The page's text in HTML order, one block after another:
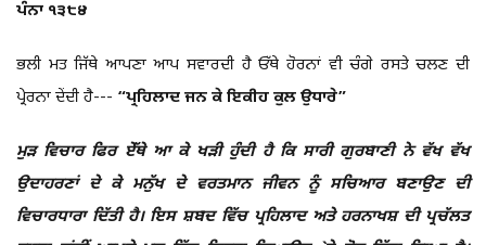
ਪੰਨਾ ੧੩੮੪
ਭਲੀ ਮਤ ਜਿੱਥੇ ਆਪਣਾ ਆਪ ਸਵਾਰਦੀ ਹੈ ਓੱਥੇ ਹੋਰਨਾਂ ਵੀ ਚੰਗੇ ਰਸਤੇ ਚਲਣ ਦੀ
ਪ੍ਰੇਰਨਾ ਦੇਂਦੀ ਹੈ--- “ਪ੍ਰਹਿਲਾਦ ਜਨ ਕੇ ਇਕੀਹ ਕੁਲ ਉਧਾਰੇ”
ਮੁੜ ਵਿਚਾਰ ਫਿਰ ਏੱਥੇ ਆ ਕੇ ਖੜੀ ਹੁੰਦੀ ਹੈ ਕਿ ਸਾਰੀ ਗੁਰਬਾਣੀ ਨੇ ਵੱਖ ਵੱਖ
ਉਦਾਹਰਣਾਂ ਦੇ ਕੇ ਮਨੁੱਖ ਦੇ ਵਰਤਮਾਨ ਜੀਵਨ ਨੂੰ ਸਚਿਆਰ ਬਣਾਉਣ ਦੀ
ਵਿਚਾਰਧਾਰਾ ਦਿੱਤੀ ਹੈ। ਇਸ ਸ਼ਬਦ ਵਿੱਚ ਪ੍ਰਹਿਲਾਦ ਅਤੇ ਹਰਨਾਖਸ਼ ਦੀ ਪ੍ਰਚੱਲਤ